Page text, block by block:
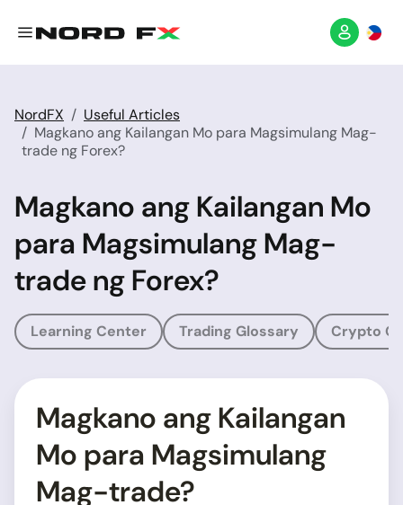
NordFX
Useful Articles
Magkano ang Kailangan Mo para Magsimulang Mag-
trade ng Forex?
Magkano ang Kailangan Mo
para Magsimulang Mag-
trade ng Forex?
Learning Center Trading Glossary Crypto
Magkano ang Kailangan
Mo para Magsimulang
Mag-trade?